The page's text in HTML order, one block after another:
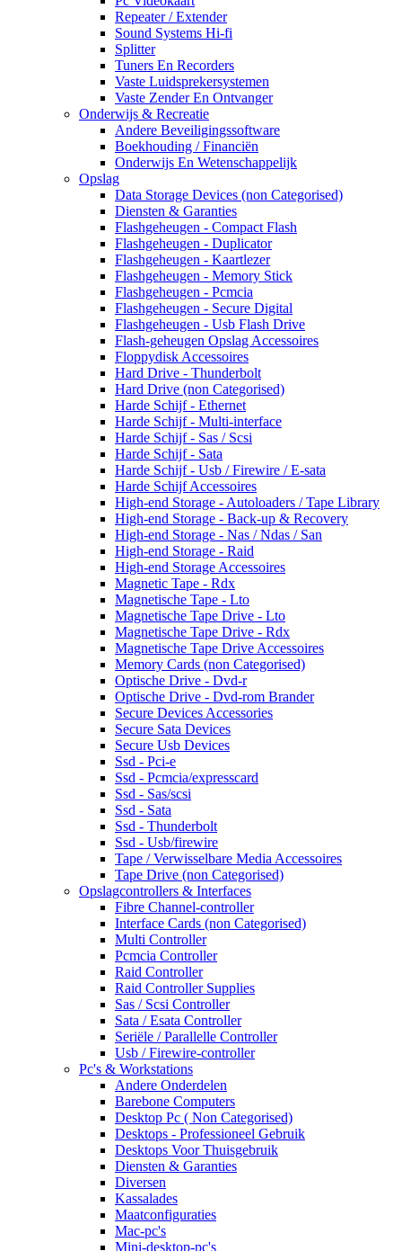
Repeater / Extender
Sound Systems Hi-fi
Splitter
Tuners En Recorders
Vaste Luidsprekersystemen
Vaste Zender En Ontvanger
Onderwijs & Recreatie
Andere Beveiligingssoftware
Boekhouding / Financiën
Onderwijs En Wetenschappelijk
Opslag
Data Storage Devices (non Categorised)
Diensten & Garanties
Flashgeheugen - Compact Flash
Flashgeheugen - Duplicator
Flashgeheugen - Kaartlezer
Flashgeheugen - Memory Stick
Flashgeheugen - Pcmcia
Flashgeheugen - Secure Digital
Flashgeheugen - Usb Flash Drive
Flash-geheugen Opslag Accessoires
Floppydisk Accessoires
Hard Drive - Thunderbolt
Hard Drive (non Categorised)
Harde Schijf - Ethernet
Harde Schijf - Multi-interface
Harde Schijf - Sas / Scsi
Harde Schijf - Sata
Harde Schijf - Usb / Firewire / E-sata
Harde Schijf Accessoires
High-end Storage - Autoloaders / Tape Library
High-end Storage - Back-up & Recovery
High-end Storage - Nas / Ndas / San
High-end Storage - Raid
High-end Storage Accessoires
Magnetic Tape - Rdx
Magnetische Tape - Lto
Magnetische Tape Drive - Lto
Magnetische Tape Drive - Rdx
Magnetische Tape Drive Accessoires
Memory Cards (non Categorised)
Optische Drive - Dvd-r
Optische Drive - Dvd-rom Brander
Secure Devices Accessories
Secure Sata Devices
Secure Usb Devices
Ssd - Pci-e
Ssd - Pcmcia/expresscard
Ssd - Sas/scsi
Ssd - Sata
Ssd - Thunderbolt
Ssd - Usb/firewire
Tape / Verwisselbare Media Accessoires
Tape Drive (non Categorised)
Opslagcontrollers & Interfaces
Fibre Channel-controller
Interface Cards (non Categorised)
Multi Controller
Pcmcia Controller
Raid Controller
Raid Controller Supplies
Sas / Scsi Controller
Sata / Esata Controller
Seriële / Parallelle Controller
Usb / Firewire-controller
Pc's & Workstations
Andere Onderdelen
Barebone Computers
Desktop Pc ( Non Categorised)
Desktops - Professioneel Gebruik
Desktops Voor Thuisgebruik
Diensten & Garanties
Diversen
Kassalades
Maatconfiguraties
Mac-pc's
Mini-desktop-pc's